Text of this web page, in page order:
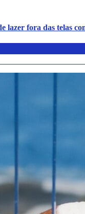
lazer fora das telas